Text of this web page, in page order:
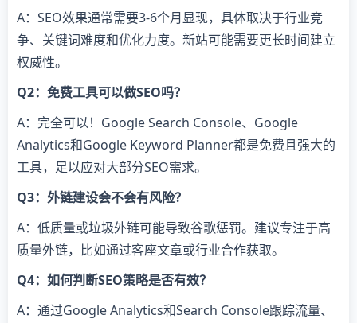
A：SEO效果通常需要3-6个月显现，具体取决于行业竞
争、关键词难度和优化力度。新站可能需要更长时间建立
权威性。
Q2：免费工具可以做SEO吗？
A：完全可以！Google Search Console、Google
Analytics和Google Keyword Planner都是免费且强大的
工具，足以应对大部分SEO需求。
Q3：外链建设会不会有风险？
A：低质量或垃圾外链可能导致谷歌惩罚。建议专注于高
质量外链，比如通过客座文章或行业合作获取。
Q4：如何判断SEO策略是否有效？
A：通过Google Analytics和Search Console跟踪流量、